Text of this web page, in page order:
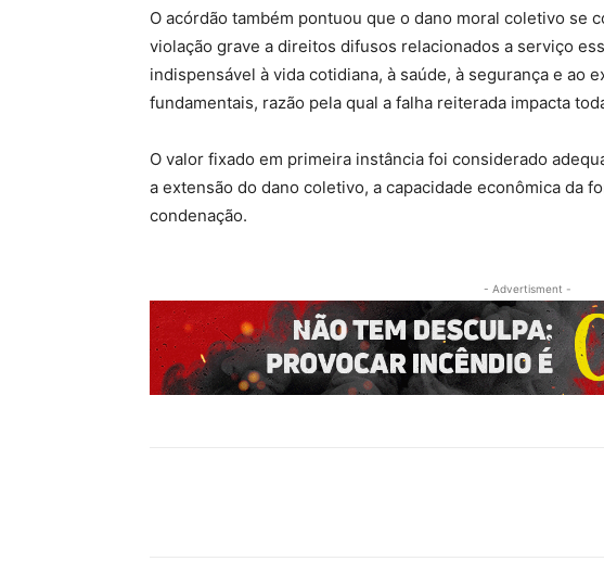
O acórdão também pontuou que o dano moral coletivo se
violação grave a direitos difusos relacionados a serviço
indispensável à vida cotidiana, à saúde, à segurança e ao
fundamentais, razão pela qual a falha reiterada impacta
O valor fixado em primeira instância foi considerado
a extensão do dano coletivo, a capacidade econômica da
condenação.
- Advertisment -